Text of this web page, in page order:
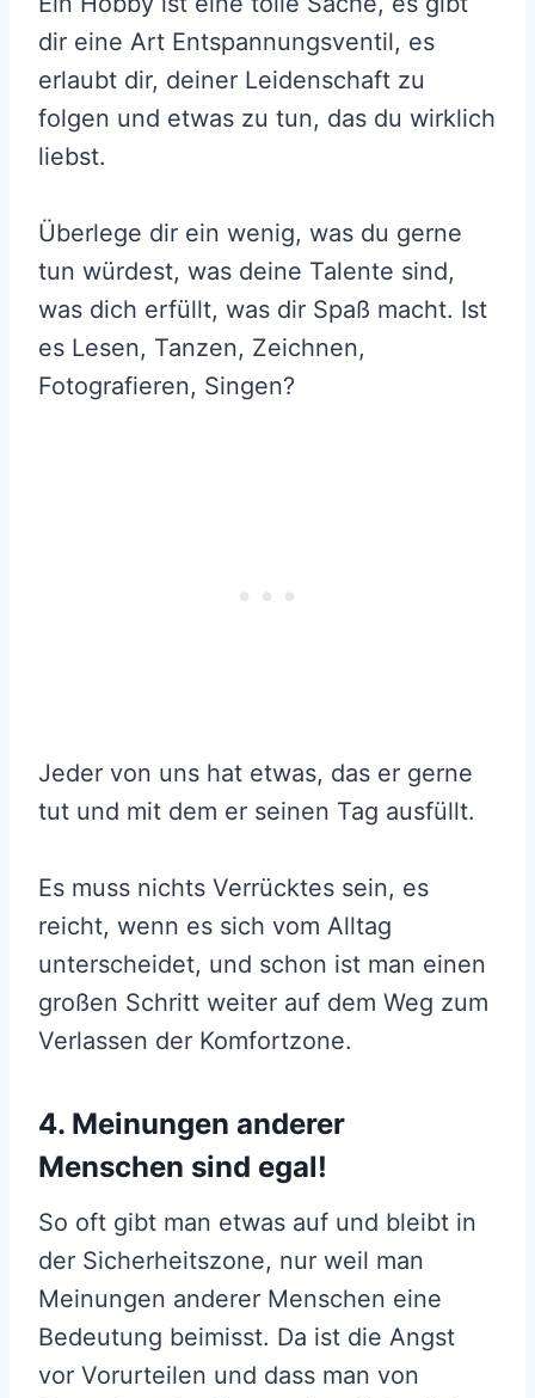
dir eine Art Entspannungsventil, es
erlaubt dir, deiner Leidenschaft zu
folgen und etwas zu tun, das du wirklich
liebst.
Überlege dir ein wenig, was du gerne
tun würdest, was deine Talente sind,
was dich erfüllt, was dir Spaß macht. Ist
es Lesen, Tanzen, Zeichnen,
Fotografieren, Singen?
Jeder von uns hat etwas, das er gerne
tut und mit dem er seinen Tag ausfüllt.
Es muss nichts Verrücktes sein, es
reicht, wenn es sich vom Alltag
unterscheidet, und schon ist man einen
großen Schritt weiter auf dem Weg zum
Verlassen der Komfortzone.
4. Meinungen anderer
Menschen sind egal!
So oft gibt man etwas auf und bleibt in
der Sicherheitszone, nur weil man
Meinungen anderer Menschen eine
Bedeutung beimisst. Da ist die Angst
vor Vorurteilen und dass man von